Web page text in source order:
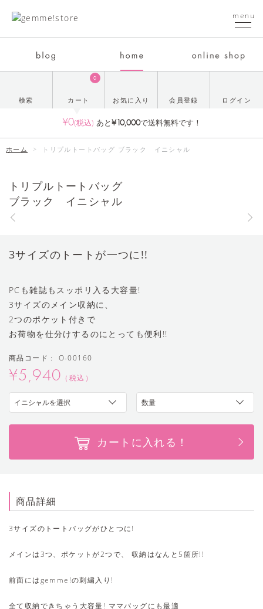
menu
検索 カート
0
お気に入り 会員登録 ログイン
¥0(税込) あと¥10,000で送料無料です！
ホーム > トリプルトートバッグ ブラック イニシャル
トリプルトートバッグ
ブラック イニシャル
3サイズのトートが一つに!!
PCも雑誌もスッポリ入る大容量!
3サイズのメイン収納に、
2つのポケット付きで
お荷物を仕分けするのにとっても便利!!
商品コード : O-00160
¥5,940 （税込）
カートに入れる！
商品詳細
3サイズのトートバッグがひとつに!
メインは3つ、ポケットが2つで、 収納はなんと5箇所!!
前面にはgemme!の刺繍入り!
全て収納できちゃう大容量! ママバッグにも最適